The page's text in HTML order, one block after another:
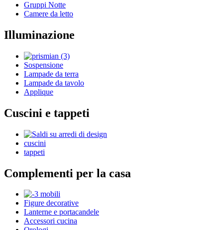
Gruppi Notte
Camere da letto
Illuminazione
Sospensione
Lampade da terra
Lampade da tavolo
Applique
Cuscini e tappeti
cuscini
tappeti
Complementi per la casa
Figure decorative
Lanterne e portacandele
Accessori cucina